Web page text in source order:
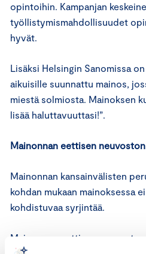
opintoihin. Kampanjan
työllistymismahdollisuudet
hyvät.
Lisäksi Helsingin Sanomissa
aikuisille suunnattu mainos,
miestä solmiosta. Mainoksen
lisää haluttavuuttasi!”.
Mainonnan eettisen
Mainonnan kansainvälisten
kohdan mukaan mainoksessa
kohdistuvaa syrjintää.
Mainonnan eettisen neuvoston